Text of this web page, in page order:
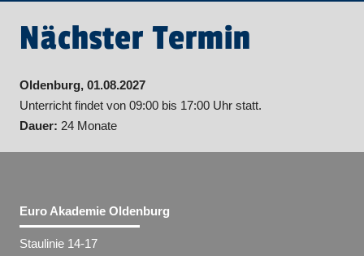
Nächster Termin
Oldenburg, 01.08.2027
Unterricht findet von 09:00 bis 17:00 Uhr statt.
Dauer: 24 Monate
Euro Akademie Oldenburg
Staulinie 14-17